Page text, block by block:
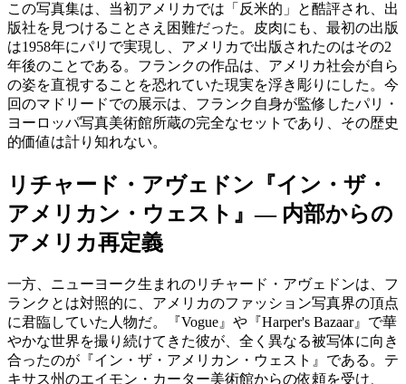
この写真集は、当初アメリカでは「反米的」と酷評され、出
版社を見つけることさえ困難だった。皮肉にも、最初の出版
は1958年にパリで実現し、アメリカで出版されたのはその2
年後のことである。フランクの作品は、アメリカ社会が自ら
の姿を直視することを恐れていた現実を浮き彫りにした。今
回のマドリードでの展示は、フランク自身が監修したパリ・
ヨーロッパ写真美術館所蔵の完全なセットであり、その歴史
的価値は計り知れない。
リチャード・アヴェドン『イン・ザ・
アメリカン・ウェスト』— 内部からの
アメリカ再定義
一方、ニューヨーク生まれのリチャード・アヴェドンは、フ
ランクとは対照的に、アメリカのファッション写真界の頂点
に君臨していた人物だ。『Vogue』や『Harper's Bazaar』で華
やかな世界を撮り続けてきた彼が、全く異なる被写体に向き
合ったのが『イン・ザ・アメリカン・ウェスト』である。テ
キサス州のエイモン・カーター美術館からの依頼を受け、